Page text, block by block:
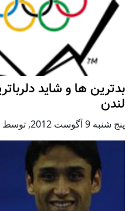
لندن
پنج شنبه 9 آگوست 2012 , توسط